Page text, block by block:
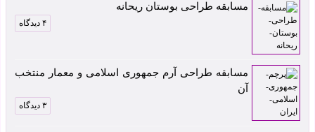
مسابقه طراحی بوستان ریحانه
۴ دیدگاه
مسابقه طراحی آرم جمهوری اسلامی و معمار منتخب
آن
۳ دیدگاه